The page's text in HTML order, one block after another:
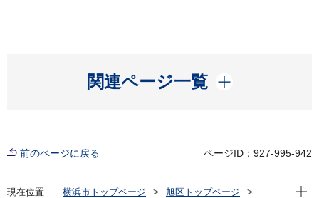
関連ページ一覧
開く
前のページに戻る ページID：927-995-942
現在位置 横浜市トップページ
旭区トップページ
現在